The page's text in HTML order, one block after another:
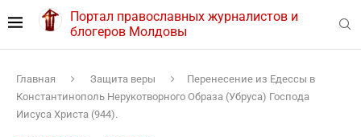
Портал православных журналистов и
блогеров Молдовы
Главная Защита веры
Перенесение из Едессы в
Константинополь Нерукотворного Образа (Убруса) Господа
Иисуса Христа (944).